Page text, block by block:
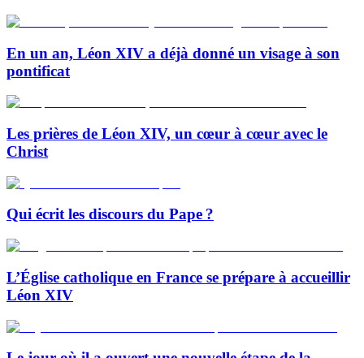
En un an, Léon XIV a déjà donné un visage à son
pontificat
Les prières de Léon XIV, un cœur à cœur avec le
Christ
Qui écrit les discours du Pape ?
L’Église catholique en France se prépare à accueillir
Léon XIV